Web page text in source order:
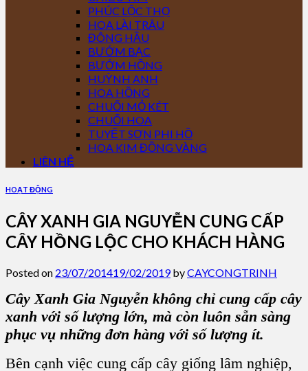
PHÚC LỘC THỌ
HOA LÀI TRÂU
ĐÔNG HẦU
BƯỚM BẠC
BƯỚM HỒNG
HUỲNH ANH
HOA HỒNG
CHUỐI MỎ KÉT
CHUỐI HOA
TUYẾT SƠN PHI HỒ
HOA KIM ĐỒNG VÀNG
LIÊN HỆ
HOẠT ĐỘNG
CÂY XANH GIA NGUYỄN CUNG CẤP
CÂY HỒNG LỘC CHO KHÁCH HÀNG
Posted on 23/07/201419/02/2019byCAYCONGTRINH
Cây Xanh Gia Nguyễn không chỉ cung cấp cây
xanh với số lượng lớn, mà còn luôn sẵn sàng
phục vụ những đơn hàng với số lượng ít.
Bên cạnh việc cung cấp cây giống lâm nghiệp,